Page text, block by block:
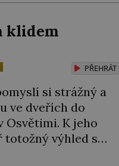
na světě přijala
Stalo se
arménského
klidem
PŘEHRÁT
si strážný a
ve dveřích do
Osvětimi. K jeho
totožný výhled s